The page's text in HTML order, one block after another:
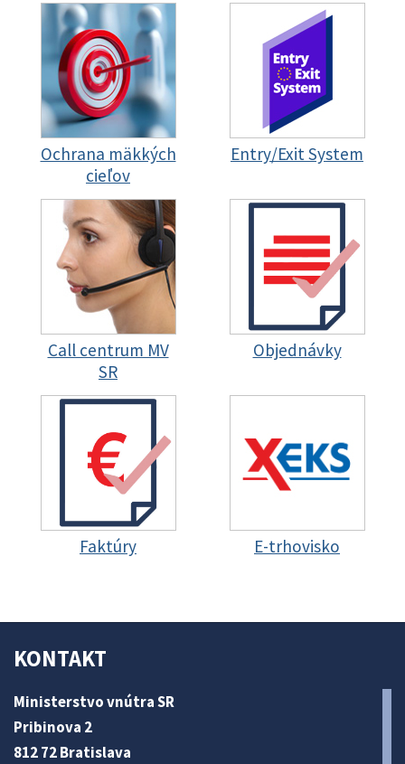
Ochrana mäkkých
cieľov
Entry/Exit System
Call centrum MV
SR
Objednávky
Faktúry E-trhovisko
KONTAKT
Ministerstvo vnútra SR
Pribinova 2
812 72 Bratislava